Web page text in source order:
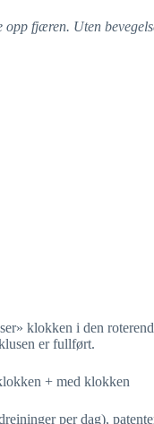
fjæren. Uten
klokken i den
er fullført.
+ med klokken
per dag),